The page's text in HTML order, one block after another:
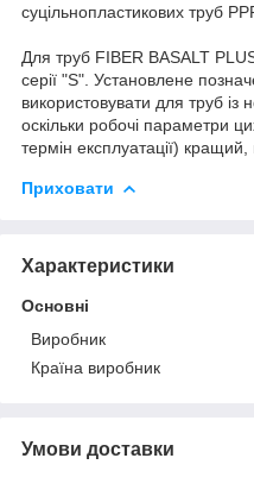
суцільнопластикових труб
Для труб FIBER BASALT
серії "S". Установлене
використовувати для труб із
оскільки робочі параметри
термін експлуатації) кращий,
Приховати
Характеристики
Основні
Виробник
Країна виробник
Умови доставки